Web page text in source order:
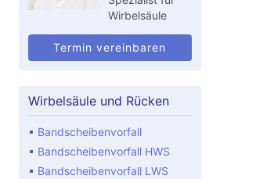
Wirbelsäule
Termin vereinbaren
Wirbelsäule und Rücken
Bandscheibenvorfall
Bandscheibenvorfall HWS
Bandscheibenvorfall LWS